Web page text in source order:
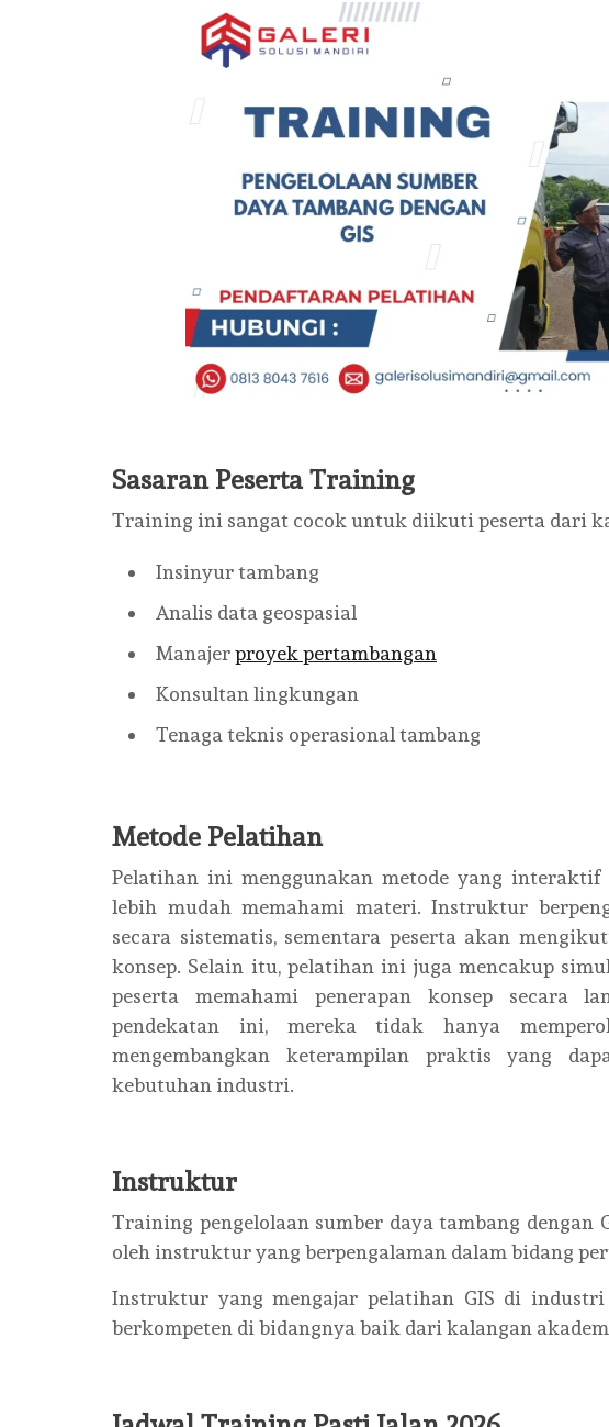
Sasaran Peserta Training
Training ini sangat cocok untuk diikuti peserta dari
Insinyur tambang
Analis data geospasial
Manajerproyek pertambangan
Konsultan lingkungan
Tenaga teknis operasional tambang
Metode Pelatihan
Pelatihan ini menggunakan metode yang
lebih mudah memahami materi. Instruktur
secara sistematis, sementara peserta akan
konsep. Selain itu, pelatihan ini juga mencakup
peserta memahami penerapan konsep secara
pendekatan ini, mereka tidak hanya
mengembangkan keterampilan praktis yang
kebutuhan industri.
Instruktur
Training pengelolaan sumber daya tambang dengan
oleh instruktur yang berpengalaman dalam bidang
Instruktur yang mengajar pelatihan GIS di
berkompeten di bidangnya baik dari kalangan